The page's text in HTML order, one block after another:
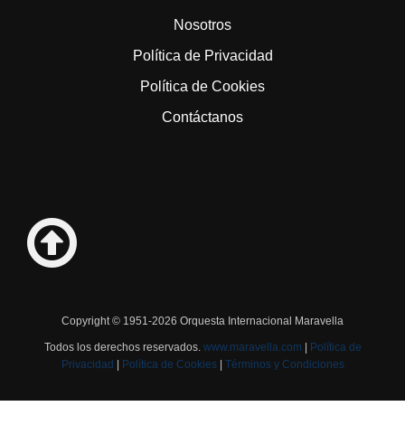
Nosotros
Política de Privacidad
Política de Cookies
Contáctanos
Copyright © 1951-2026 Orquesta Internacional Maravella
Todos los derechos reservados. www.maravella.com
Política de
Privacidad
Política de Cookies| Términos y Condiciones